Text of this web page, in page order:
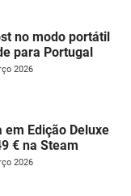
no modo portátil
para Portugal
2026
em Edição Deluxe
€ na Steam
2026